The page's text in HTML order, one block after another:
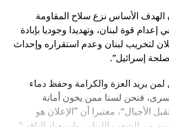
الأساس نزع سلاح المقاومة
قوة لبنان، وتهديدا وجوديا بإبادة
لتخريب لبنان وعدم استقراره وإحداث
إسرائيل”.
يريد العزة والكرامة وحفظ دماء
فنحن لسنا ممن يخون أمانة
الأجيال”، معتبرا أن “الإعلان هو